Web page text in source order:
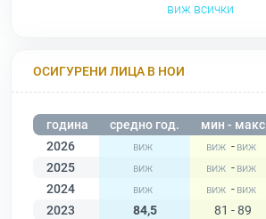
виж всички
ОСИГУРЕНИ ЛИЦА В НОИ
година средно год. мин - макс
2026
-
2025
-
2024
-
2023
84,5 81 - 89